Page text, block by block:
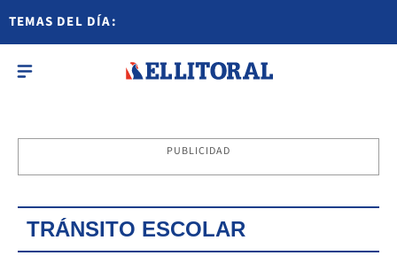
TEMAS DEL DÍA:
PUBLICIDAD
TRÁNSITO ESCOLAR